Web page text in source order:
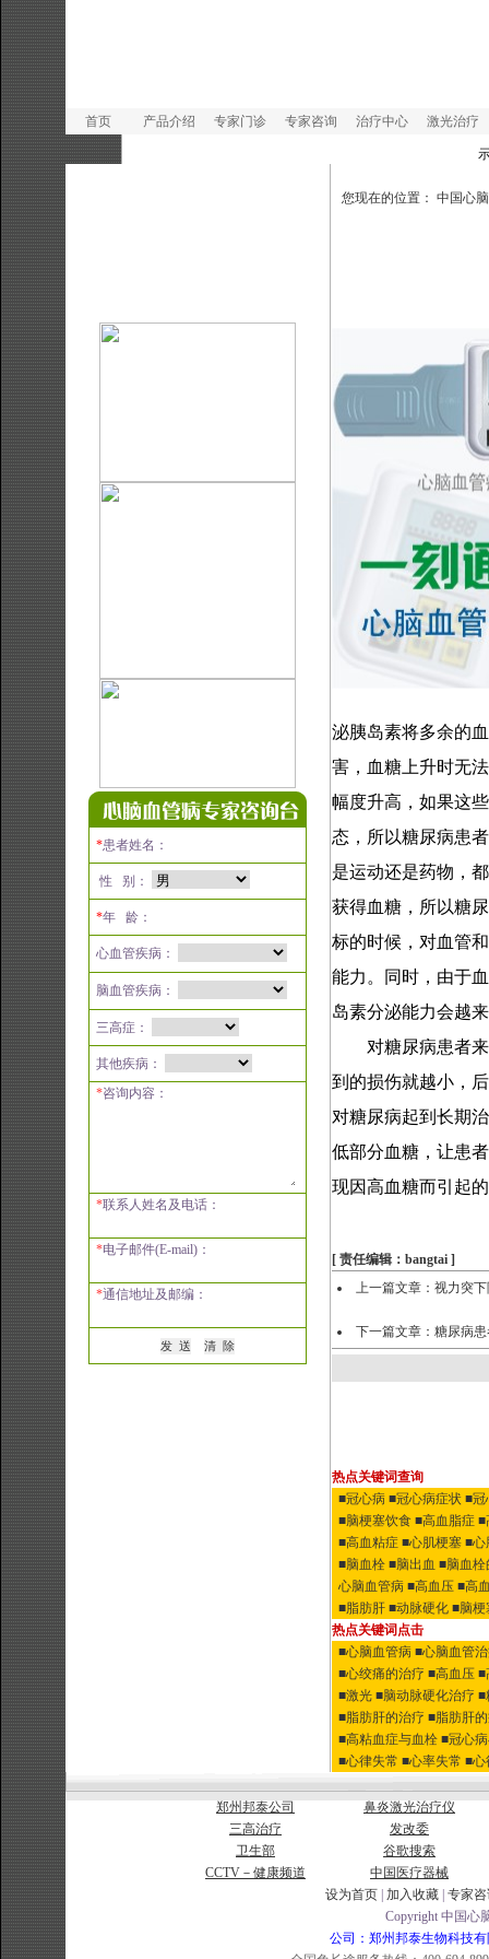
首页 产品介绍 专家门诊 专家咨询 治疗中心 激光治疗
*患者姓名：
性 别：
*年 龄：
心血管疾病：
脑血管疾病：
三高症：
其他疾病：
*咨询内容：
*联系人姓名及电话：
*电子邮件(E-mail)：
*通信地址及邮编：
您现在的位置： 中国心
泌胰岛素将多余的
害，血糖上升时无
幅度升高，如果这
态，所以糖尿病患
是运动还是药物，
获得血糖，所以糖
标的时候，对血管
能力。同时，由于
岛素分泌能力会越
对糖尿病患者
到的损伤就越小，
对糖尿病起到长期
低部分血糖，让患
现因高血糖而引起
[ 责任编辑：bangtai ]
上一篇文章： 视力突
下一篇文章： 糖尿病
热点关键词查询
■冠心病 ■冠心病症状 ■冠
■脑梗塞饮食 ■高血脂症 ■
■高血粘症 ■心肌梗塞 ■心
■脑血栓 ■脑出血 ■脑血栓
心脑血管病 ■高血压 ■高
■脂肪肝 ■动脉硬化 ■脑梗
热点关键词点击
■心脑血管病 ■心脑血管
■心绞痛的治疗 ■高血压 ■
■激光 ■脑动脉硬化治疗 ■
■脂肪肝的治疗 ■脂肪肝
■高粘血症与血栓 ■冠心
■心律失常 ■心率失常 ■心
郑州邦泰公司
鼻炎激光治疗仪
三高治疗
发改委
卫生部
谷歌搜索
CCTV－健康频道
中国医疗器械
设为首页 加入收藏 专家
Copyright 中国心
公司：郑州邦泰生物科